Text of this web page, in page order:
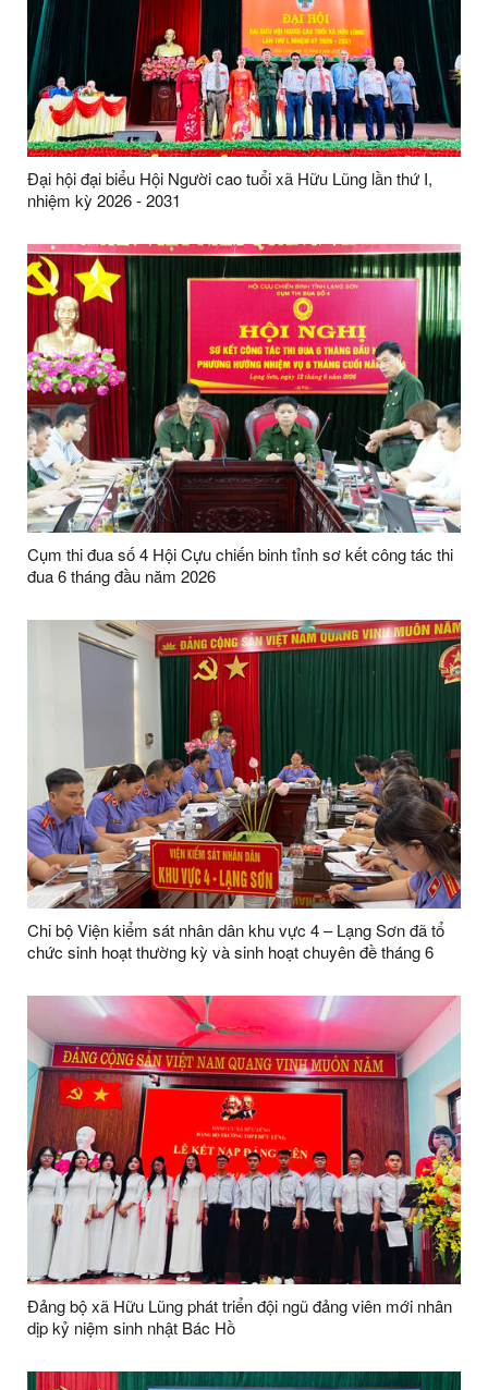
Đại hội đại biểu Hội Người cao tuổi xã Hữu Lũng lần thứ I,
nhiệm kỳ 2026 - 2031
Cụm thi đua số 4 Hội Cựu chiến binh tỉnh sơ kết công tác thi
đua 6 tháng đầu năm 2026
Chi bộ Viện kiểm sát nhân dân khu vực 4 – Lạng Sơn đã tổ
chức sinh hoạt thường kỳ và sinh hoạt chuyên đề tháng 6
Đảng bộ xã Hữu Lũng phát triển đội ngũ đảng viên mới nhân
dịp kỷ niệm sinh nhật Bác Hồ